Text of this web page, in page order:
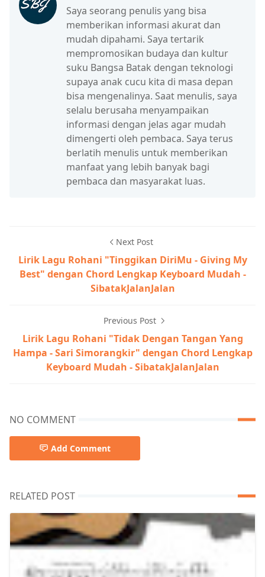
Saya seorang penulis yang bisa
memberikan informasi akurat dan
mudah dipahami. Saya tertarik
mempromosikan budaya dan kultur
suku Bangsa Batak dengan teknologi
supaya anak cucu kita di masa depan
bisa mengenalinya. Saat menulis, saya
selalu berusaha menyampaikan
informasi dengan jelas agar mudah
dimengerti oleh pembaca. Saya terus
berlatih menulis untuk memberikan
manfaat yang lebih banyak bagi
pembaca dan masyarakat luas.
Next Post
Lirik Lagu Rohani "Tinggikan DiriMu - Giving My
Best" dengan Chord Lengkap Keyboard Mudah -
SibatakJalanJalan
Previous Post
Lirik Lagu Rohani "Tidak Dengan Tangan Yang
Hampa - Sari Simorangkir" dengan Chord Lengkap
Keyboard Mudah - SibatakJalanJalan
NO COMMENT
Add Comment
RELATED POST